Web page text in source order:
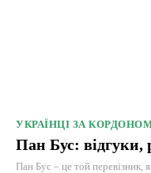
УКРАЇНЦІ ЗА
Пан Бус: відгуки,
Пан Бус – це той перевізник,